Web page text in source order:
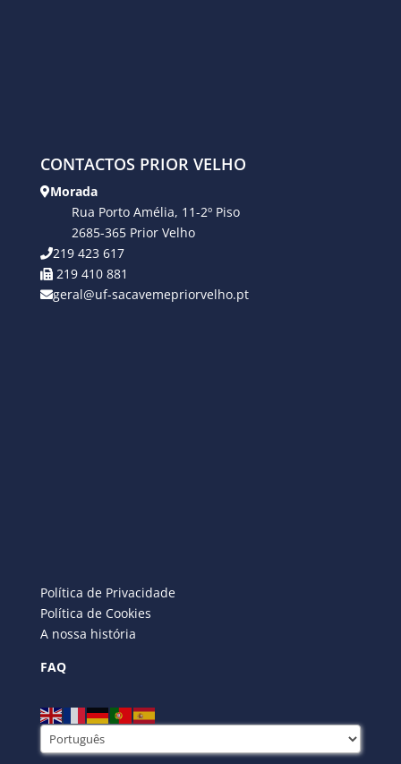
CONTACTOS PRIOR VELHO
Morada
Rua Porto Amélia, 11-2º Piso
2685-365 Prior Velho
219 423 617
219 410 881
geral@uf-sacavemepriorvelho.pt
Política de Privacidade
Política de Cookies
A nossa história
FAQ